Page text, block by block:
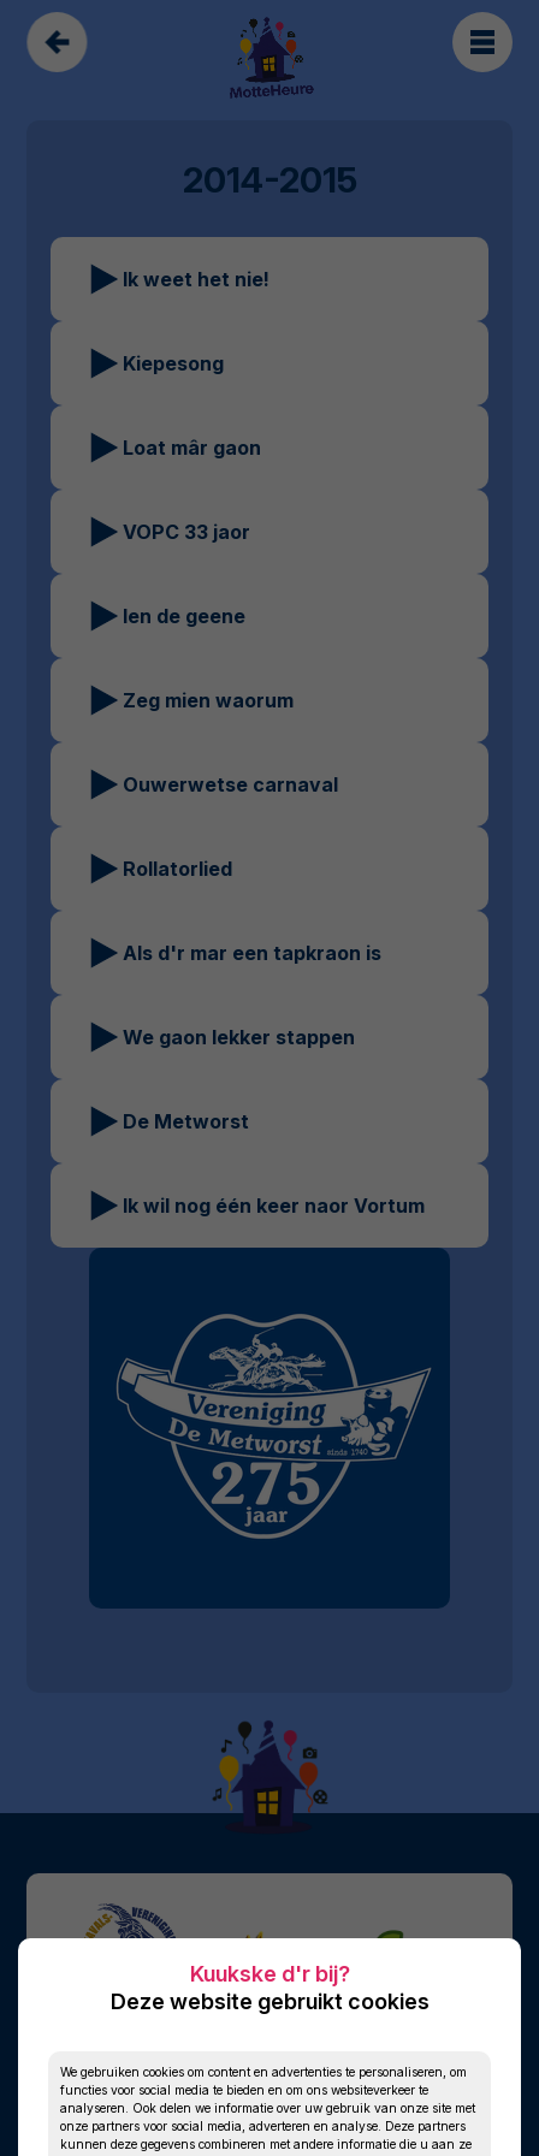
2014-2015
Ik weet het nie!
Kiepesong
Loat mâr gaon
VOPC 33 jaor
Ien de geene
Zeg mien waorum
Ouwerwetse carnaval
Rollatorlied
Als d'r mar een tapkraon is
We gaon lekker stappen
De Metworst
Ik wil nog één keer naor Vortum
Deze website gebruikt cookies
We gebruiken cookies om content en advertenties te personaliseren, om
functies voor social media te bieden en om ons websiteverkeer te
analyseren. Ook delen we informatie over uw gebruik van onze site met
onze partners voor social media, adverteren en analyse. Deze partners
kunnen deze gegevens combineren met andere informatie die u aan ze